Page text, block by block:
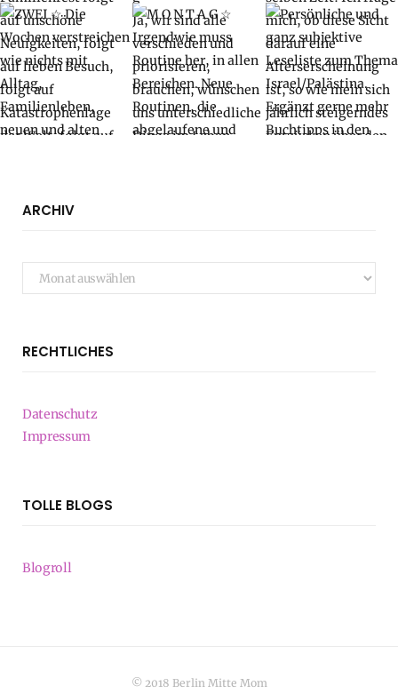
ARCHIV
Archiv
RECHTLICHES
Datenschutz
Impressum
TOLLE BLOGS
Blogroll
© 2018 Berlin Mitte Mom